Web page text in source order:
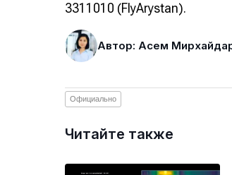
3311010 (FlyArystan).
Автор: Асем
Официально
Читайте также